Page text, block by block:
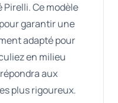
Ce modèle
garantir une
adapté pour
en milieu
aux
plus rigoureux.